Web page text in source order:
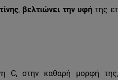
, βελτιώνει την υφήτης
C, στην καθαρή μορφή